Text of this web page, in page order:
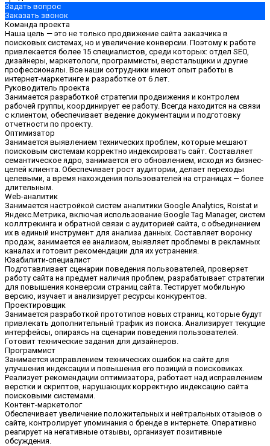
Задать вопрос
Заказать звонок
Команда проекта
Наша цель — это не только продвижение сайта заказчика в
поисковых системах, но и увеличение конверсии. Поэтому к работе
привлекается более 15 специалистов, среди которых: отдел SEO,
дизайнеры, маркетологи, программисты, верстальщики и другие
профессионалы. Все наши сотрудники имеют опыт работы в
интернет-маркетинге и разработке от 6 лет.
Руководитель проекта
Занимается разработкой стратегии продвижения и контролем
рабочей группы, координирует ее работу. Всегда находится на связи
с клиентом, обеспечивает ведение документации и подготовку
отчетности по проекту.
Оптимизатор
Занимается выявлением технических проблем, которые мешают
поисковым системам корректно индексировать сайт. Составляет
семантическое ядро, занимается его обновлением, исходя из бизнес-
целей клиента. Обеспечивает рост аудитории, делает переходы
целевыми, а время нахождения пользователей на страницах — более
длительным.
Web-аналитик
Занимается настройкой систем аналитики Google Analytics, Roistat и
Яндекс.Метрика, включая использование Google Tag Manager, систем
коллтрекинга и обратной связи с аудиторией сайта, с объединением
их в единый инструмент для анализа данных. Составляет воронку
продаж, занимается ее анализом, выявляет проблемы в рекламных
каналах и готовит рекомендации для их устранения.
Юзабилити-специалист
Подготавливает сценарии поведения пользователей, проверяет
работу сайта на предмет наличия проблем, разрабатывает стратегии
для повышения конверсии страниц сайта. Тестирует мобильную
версию, изучает и анализирует ресурсы конкурентов.
Проектировщик
Занимается разработкой прототипов новых страниц, которые будут
привлекать дополнительный трафик из поиска. Анализирует текущие
интерфейсы, опираясь на сценарии поведения пользователей.
Готовит технические задания для дизайнеров.
Программист
Занимается исправлением технических ошибок на сайте для
улучшения индексации и повышения его позиций в поисковиках.
Реализует рекомендации оптимизатора, работает над исправлением
верстки и скриптов, нарушающих корректную индексацию сайта
поисковыми системами.
Контент-маркетолог
Обеспечивает увеличение положительных и нейтральных отзывов о
сайте, контролирует упоминания о бренде в интернете. Оперативно
реагирует на негативные отзывы, организует позитивные
обсуждения.